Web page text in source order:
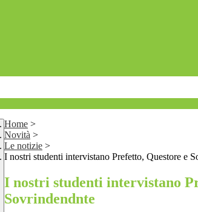
Home >
Novità >
Le notizie >
I nostri studenti intervistano Prefetto, Questore e
I nostri studenti intervistano
Sovrindendnte